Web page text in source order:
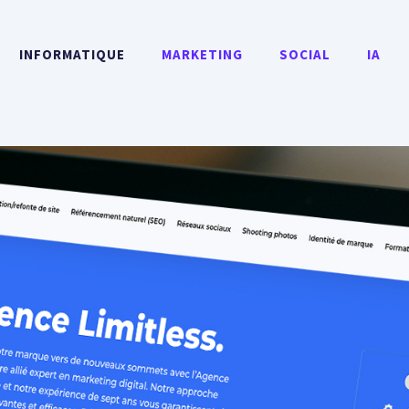
INFORMATIQUE MARKETING SOCIAL IA